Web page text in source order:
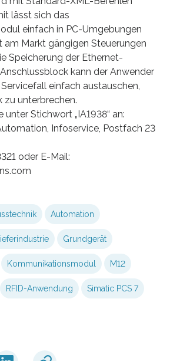
lässt sich das
einfach in PC-Umgebungen
am Markt gängigen Steuerungen
Speicherung der Ethernet-
kann der Anwender
einfach austauschen,
zu unterbrechen.
Stichwort „IA1938“ an:
Infoservice, Postfach 23
oder E-Mail:
Automation
Grundgerät
Kommunikationsmodul M12
RFID-Anwendung Simatic PCS 7